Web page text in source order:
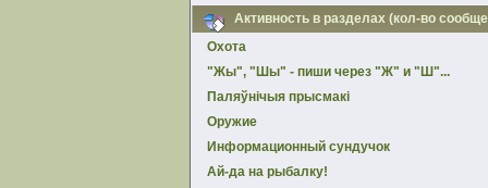
Активность в разделах (кол-во
Охота
"Жы", "Шы" - пиши через "Ж" и "Ш"...
Паляўнiчыя прысмакi
Оружие
Информационный сундучок
Ай-да на рыбалку!